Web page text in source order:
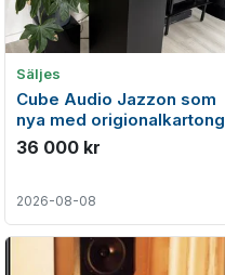
Säljes
Cube Audio Jazzon som
nya med origionalkartong
36 000 kr
2026-08-08